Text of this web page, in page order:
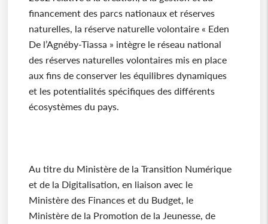
financement des parcs nationaux et réserves
naturelles, la réserve naturelle volontaire « Eden
De l’Agnéby-Tiassa » intègre le réseau national
des réserves naturelles volontaires mis en place
aux fins de conserver les équilibres dynamiques
et les potentialités spécifiques des différents
écosystèmes du pays.
Au titre du Ministère de la Transition Numérique
et de la Digitalisation, en liaison avec le
Ministère des Finances et du Budget, le
Ministère de la Promotion de la Jeunesse, de